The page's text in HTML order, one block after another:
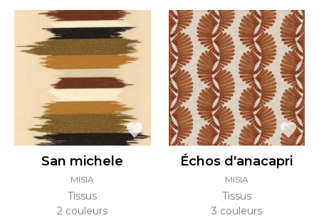
San michele
MISIA
Tissus
2 couleurs
Échos d'anacapri
MISIA
Tissus
3 couleurs